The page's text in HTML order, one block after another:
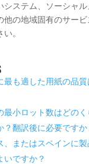
システム、ソーシャル
他の地域固有のサー
。
最も適した用紙の品
最小ロット数はどのく
？翻訳後に必要ですか
、またはスペインに
いですか？